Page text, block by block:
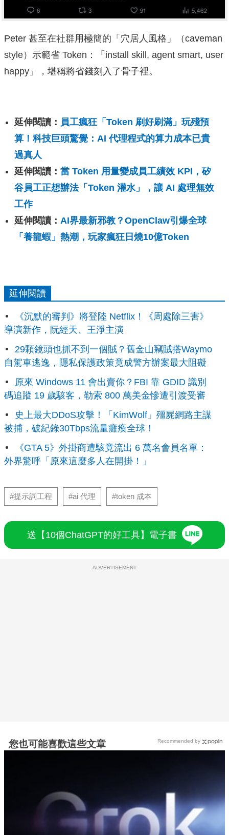
Peter 甚至在社群用極簡的「穴居人風格」（caveman
style）示範省 Token：「install skill, agent smart, user
happy」，堪稱將省錢刻入了骨子裡。
延伸閱讀： 員工瘋狂「Token 刷好刷滿」玩殘預
算！科技巨頭驚覺：AI 代理程式的算力成本已貴
過真人
延伸閱讀： 當 Token 用量變成員工績效 KPI，矽
谷員工正想辦法「Token 灌水」，讓 AI 處理無效
工作
延伸閱讀： AI界最新邪教？OpenClaw引爆全球
「養龍蝦」熱潮，玩家瘋狂日燒10億Token
延伸閱讀
《沉默的審判》將登陸 Netflix！《周處除三害》
導演新作，阮經天、王淨主演
29顆鏡頭也抓不到一個賊？舊金山竊賊搭Waymo
自駕車逃逸，隱私保護政策竟成警方辦案最大阻礙
原來 Windows 11 會出賣你？FBI 靠 GDID 識別
碼追蹤 19 歲駭客，勒索 800 萬美金慘遭引渡受審
史上最大DDoS攻擊！「KimWolf」殭屍網路主謀
被捕，破紀錄30Tbps流量癱瘓全球！
《GTA 5》外掛商遭駭竟流出 6 萬名會員名單：
外界驚呼「原來這麼多人在開掛！」
#提示詞工程 #ai 代理 #token 成本
送【10個ChatGPT的好工具】電子書
ADVERTISEMENT
您也可能喜歡這些文章 Recommended by